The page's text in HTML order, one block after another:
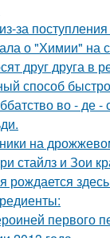
за
о "Химии"
друг друга в
способ
во - де
на
стайлз и Зои
рождается
первого